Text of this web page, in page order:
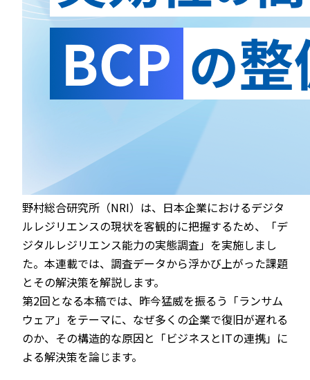
野村総合研究所（NRI）は、日本企業におけるデジタ
ルレジリエンスの現状を客観的に把握するため、「デ
ジタルレジリエンス能力の実態調査」を実施しまし
た。本連載では、調査データから浮かび上がった課題
とその解決策を解説します。
第2回となる本稿では、昨今猛威を振るう「ランサム
ウェア」をテーマに、なぜ多くの企業で復旧が遅れる
のか、その構造的な原因と「ビジネスとITの連携」に
よる解決策を論じます。